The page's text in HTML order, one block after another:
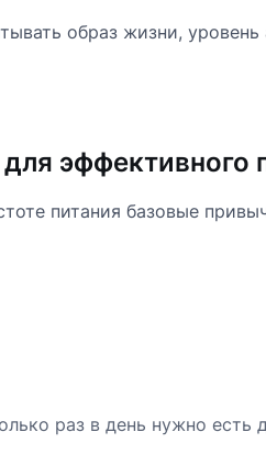
образ жизни, уровень
эффективного
питания базовые
раз в день нужно